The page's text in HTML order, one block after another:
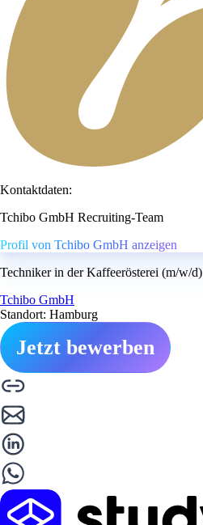
Kontaktdaten:
Tchibo GmbH Recruiting-Team
Profil von Tchibo GmbH anzeigen
Techniker in der Kaffeerösterei (m/w/d)
Tchibo GmbH
Standort: Hamburg
Jetzt bewerben